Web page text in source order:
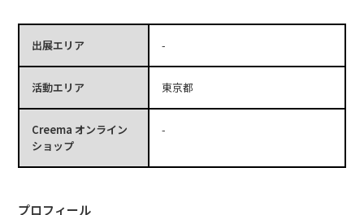
出展エリア -
活動エリア 東京都
Creema オンライン
ショップ
-
プロフィール